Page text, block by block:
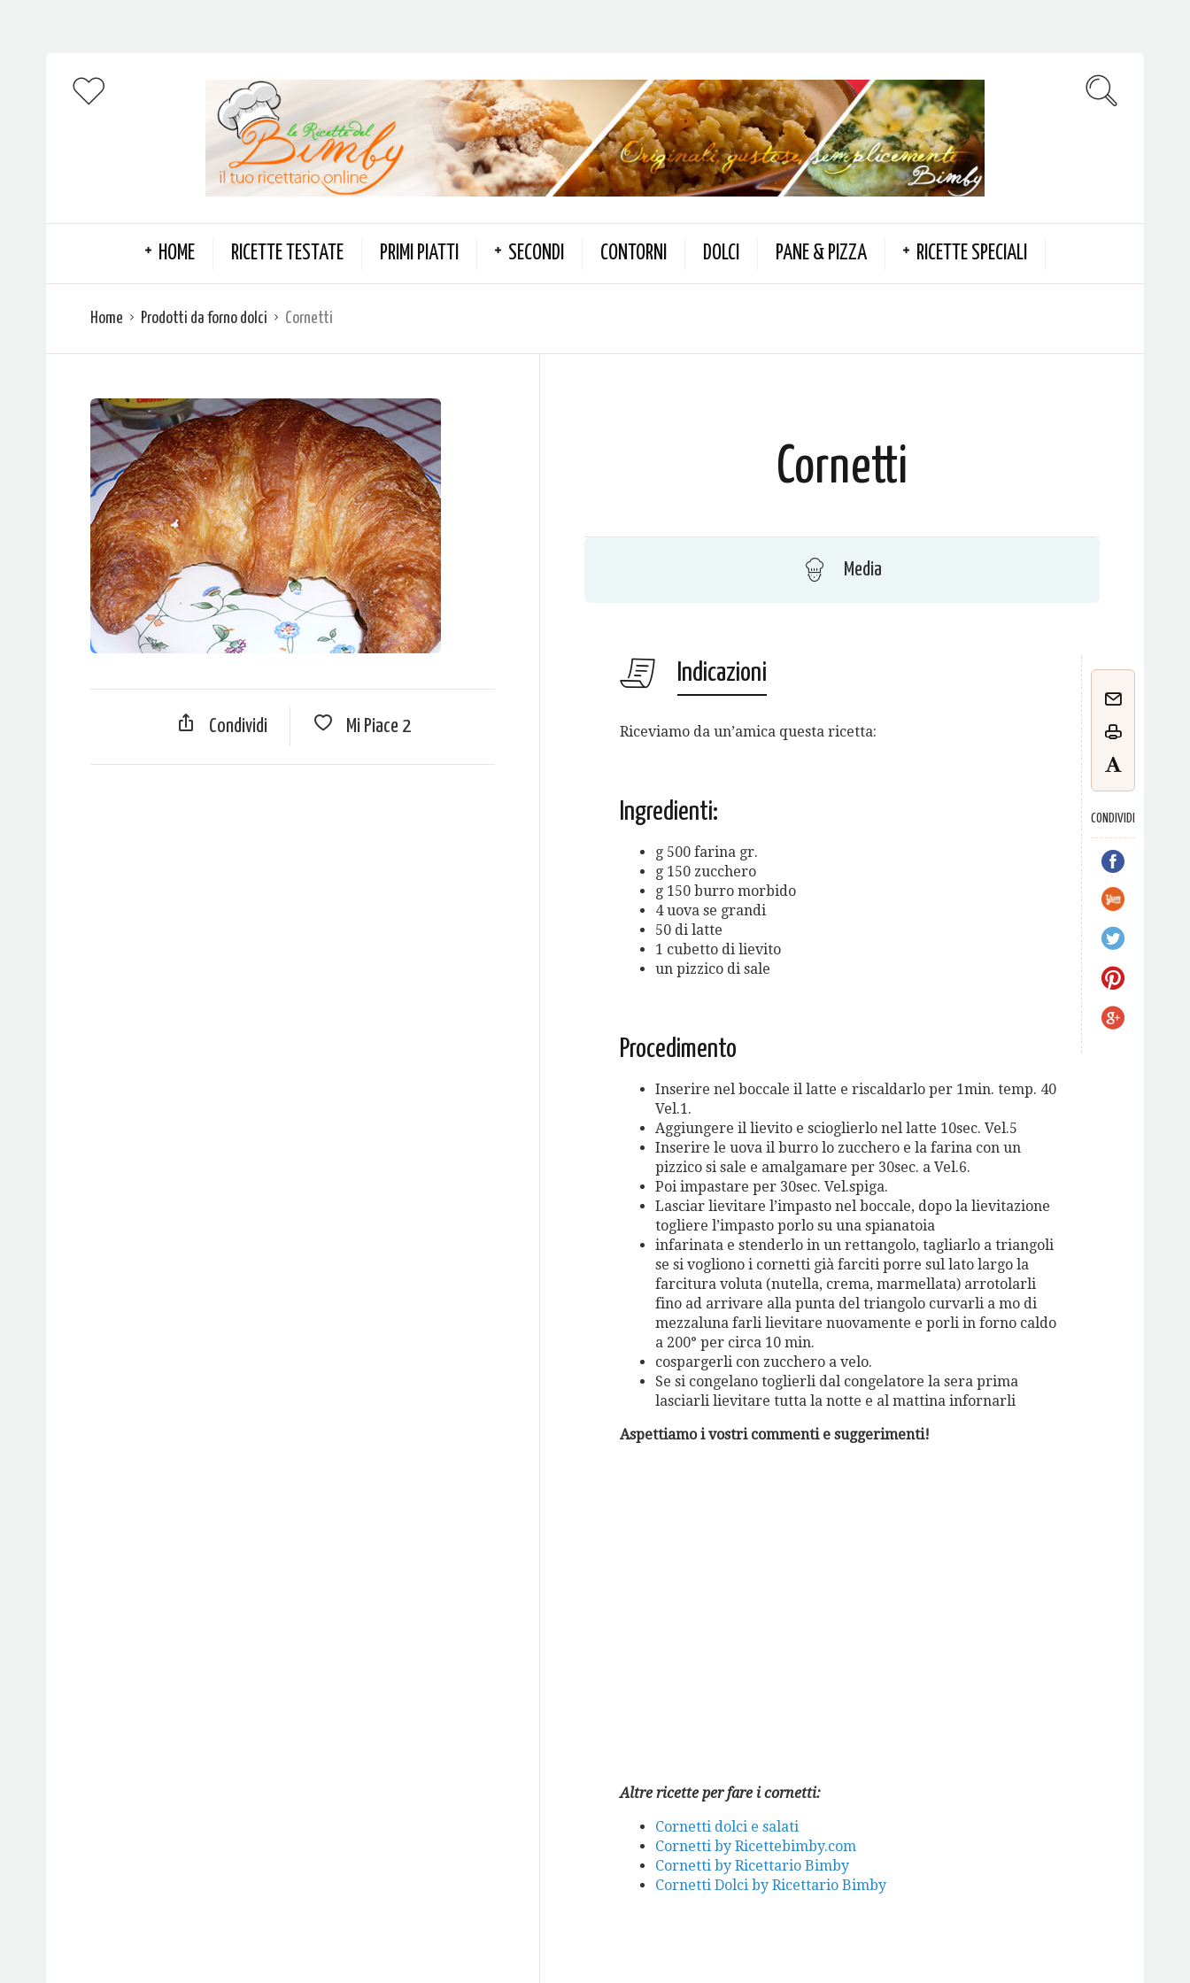
HOME RICETTE TESTATE PRIMI PIATTI SECONDI CONTORNI DOLCI PANE & PIZZA RICETTE SPECIALI
Home Prodotti da forno dolci Cornetti
Condividi Mi Piace 2
Cornetti
Media
Indicazioni
CONDIVIDI
Riceviamo da un’amica questa ricetta:
Ingredienti:
g 500 farina gr.
g 150 zucchero
g 150 burro morbido
4 uova se grandi
50 di latte
1 cubetto di lievito
un pizzico di sale
Procedimento
Inserire nel boccale il latte e riscaldarlo per 1min. temp. 40
Vel.1.
Aggiungere il lievito e scioglierlo nel latte 10sec. Vel.5
Inserire le uova il burro lo zucchero e la farina con un
pizzico si sale e amalgamare per 30sec. a Vel.6.
Poi impastare per 30sec. Vel.spiga.
Lasciar lievitare l’impasto nel boccale, dopo la lievitazione
togliere l’impasto porlo su una spianatoia
infarinata e stenderlo in un rettangolo, tagliarlo a triangoli
se si vogliono i cornetti già farciti porre sul lato largo la
farcitura voluta (nutella, crema, marmellata) arrotolarli
fino ad arrivare alla punta del triangolo curvarli a mo di
mezzaluna farli lievitare nuovamente e porli in forno caldo
a 200° per circa 10 min.
cospargerli con zucchero a velo.
Se si congelano toglierli dal congelatore la sera prima
lasciarli lievitare tutta la notte e al mattina infornarli
Aspettiamo i vostri commenti e suggerimenti!
Altre ricette per fare i cornetti:
Cornetti dolci e salati
Cornetti by Ricettebimby.com
Cornetti by Ricettario Bimby
Cornetti Dolci by Ricettario Bimby